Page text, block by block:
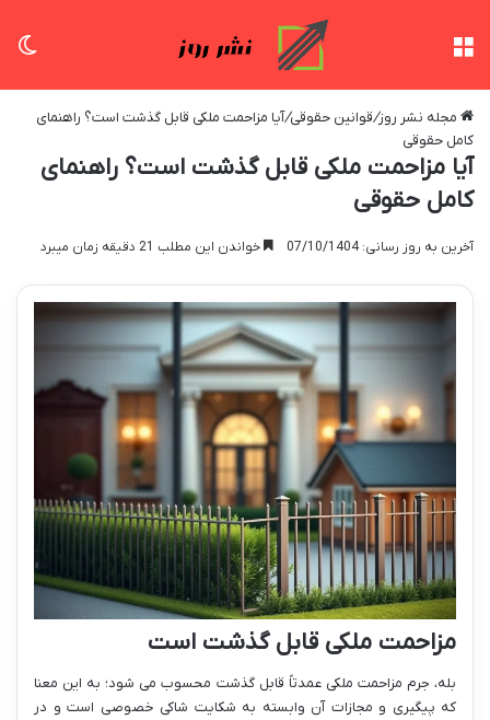
مجله نشر روز/قوانین حقوقی/آیا مزاحمت ملکی قابل گذشت است؟ راهنمای
کامل حقوقی
آیا مزاحمت ملکی قابل گذشت است؟ راهنمای
کامل حقوقی
آخرین به روز رسانی: 07/10/1404 خواندن این مطلب 21 دقیقه زمان میبرد
مزاحمت ملکی قابل گذشت است
بله، جرم مزاحمت ملکی عمدتاً قابل گذشت محسوب می شود؛ به این معنا
که پیگیری و مجازات آن وابسته به شکایت شاکی خصوصی است و در